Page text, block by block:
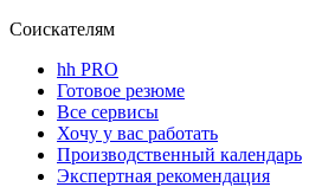
Соискателям
hh PRO
Готовое резюме
Все сервисы
Хочу у вас работать
Производственный календарь
Экспертная рекомендация